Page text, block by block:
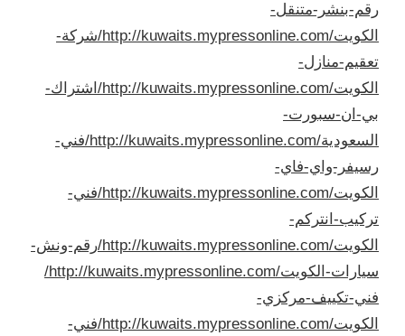
رقم-بنشر-متنقل-
الكويت/
http://kuwaits.mypressonline.com/شركة-
تعقيم-منازل-
الكويت/
http://kuwaits.mypressonline.com/اشتراك-
بي-ان-سبورت-
السعودية/
http://kuwaits.mypressonline.com/فني-
رسيفر-واي-فاي-
الكويت/
http://kuwaits.mypressonline.com/فني-
تركيب-انتركم-
الكويت/
http://kuwaits.mypressonline.com/رقم-ونش-
سيارات-الكويت/
http://kuwaits.mypressonline.com/
فني-تكييف-مركزي-
الكويت/
http://kuwaits.mypressonline.com/فني-